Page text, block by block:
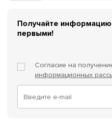
Получайте информацию
первыми!
Согласие на
информационных